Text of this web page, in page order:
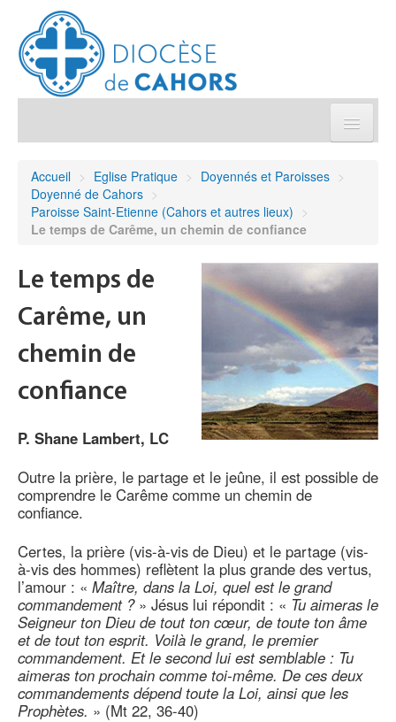
Démarches et sacrements
Agenda diocésain
Je donne
Annuaire/Contact
Accueil > Eglise Pratique > Doyennés et Paroisses >
Doyenné de Cahors >
Paroisse Saint-Etienne (Cahors et autres lieux) >
Le temps de Carême, un chemin de confiance
Le temps de
Carême, un
chemin de
confiance
P. Shane Lambert, LC
Outre la prière, le partage et le jeûne, il est possible de
comprendre le Carême comme un chemin de
confiance.
Certes, la prière (vis-à-vis de Dieu) et le partage (vis-
à-vis des hommes) reflètent la plus grande des vertus,
l’amour : « Maître, dans la Loi, quel est le grand
commandement ?» Jésus lui répondit : « Tu aimeras le
Seigneur ton Dieu de tout ton cœur, de toute ton âme
et de tout ton esprit. Voilà le grand, le premier
commandement. Et le second lui est semblable : Tu
aimeras ton prochain comme toi-même. De ces deux
commandements dépend toute la Loi, ainsi que les
Prophètes. » (Mt 22, 36-40)